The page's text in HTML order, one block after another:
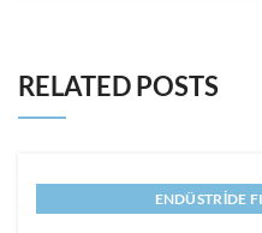
RELATED POSTS
ENDÜSTRIDE